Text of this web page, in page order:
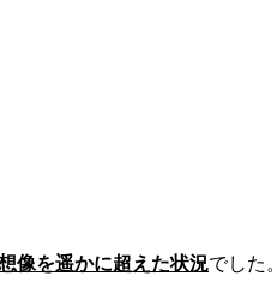
像を遥かに超えた状況でした。